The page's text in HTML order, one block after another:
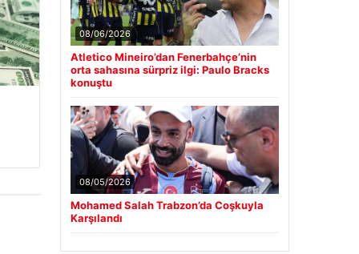
08/06/2026
Atletico Mineiro’dan Fenerbahçe’nin
orta sahasına sürpriz ilgi: Paulo Bracks
konuştu
08/05/2026
Mohamed Salah Trabzon’da Coşkuyla
Karşılandı